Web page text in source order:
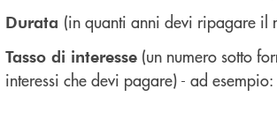
Durata (in quanti anni devi ripagare il
Tasso di interesse (un numero sotto
interessi che devi pagare) - ad esempio: